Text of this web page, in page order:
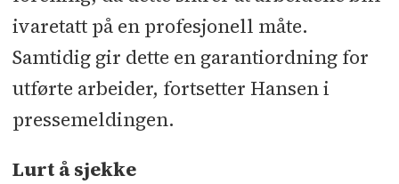
ivaretatt på en profesjonell måte.
Samtidig gir dette en garantiordning for
utførte arbeider, fortsetter Hansen i
pressemeldingen.
Lurt å sjekke